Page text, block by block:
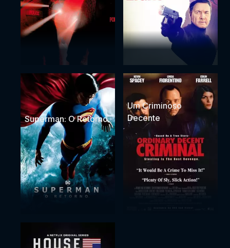
Superman: O Retorno
Um Criminoso
Decente